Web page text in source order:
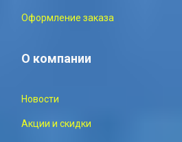
Оформление заказа
О компании
Новости
Акции и скидки